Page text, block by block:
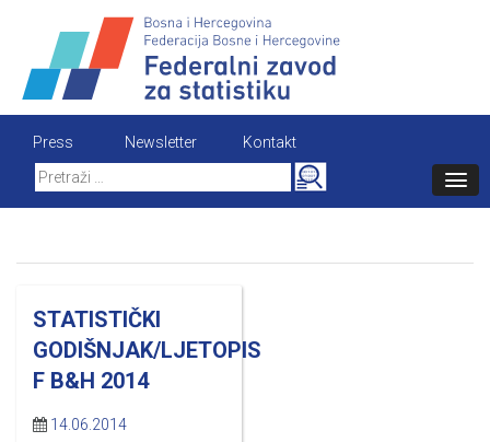
content
Press Newsletter
Kontakt
Search
for:
STATISTIČKI
GODIŠNJAK/LJETOPIS
F B&H 2014
14.06.2014